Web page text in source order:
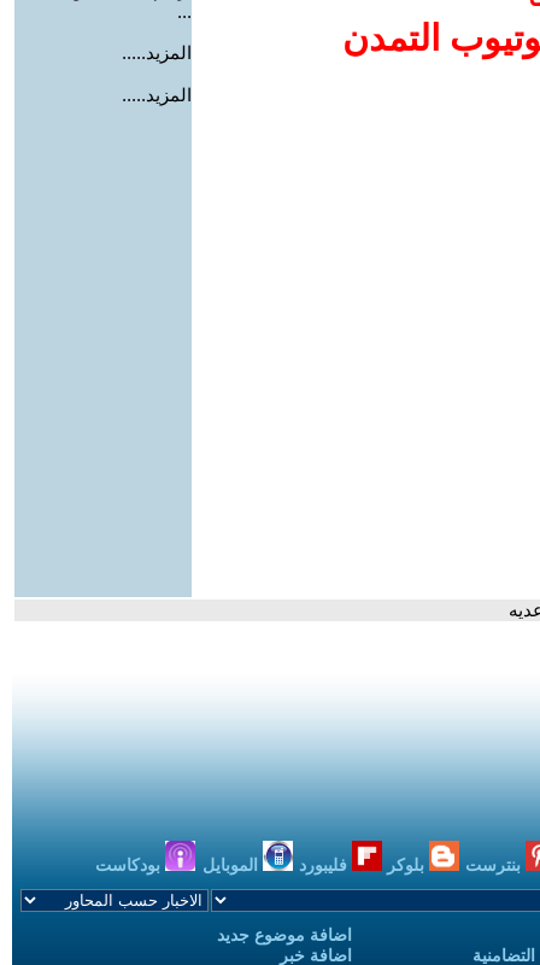
التمدن
...
المزيد.....
المزيد.....
بنترست بلوكر فليبورد الموبايل بودكاست
اضافة موضوع جديد
اضافة خبر